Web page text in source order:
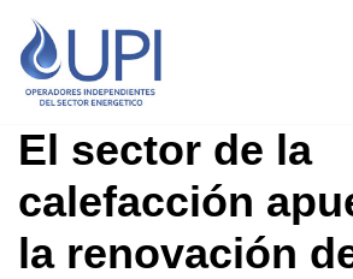
Saltar
al
El sector de la
calefacción
la renovación